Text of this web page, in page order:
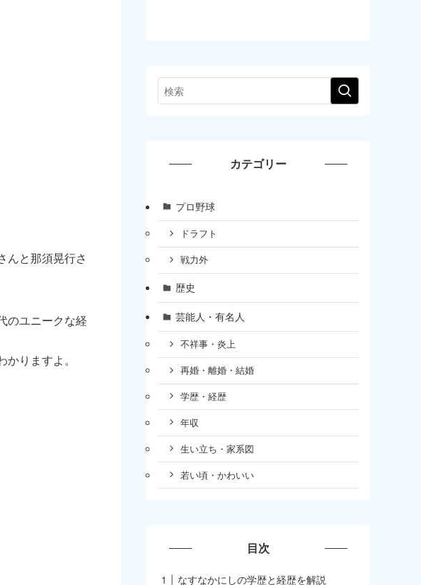
んと那須晃行さ
のユニークな経
りますよ。
カテゴリー
プロ野球
ドラフト
戦力外
歴史
芸能人・有名人
不祥事・炎上
再婚・離婚・結婚
学歴・経歴
年収
生い立ち・家系図
若い頃・かわいい
目次
なすなかにしの学歴と経歴を解説